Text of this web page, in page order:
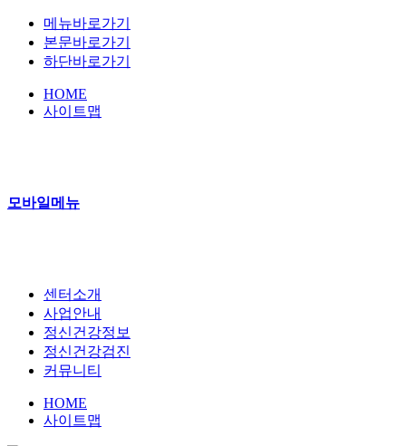
메뉴바로가기
본문바로가기
하단바로가기
HOME
사이트맵
모바일메뉴
센터소개
사업안내
정신건강정보
정신건강검진
커뮤니티
HOME
사이트맵